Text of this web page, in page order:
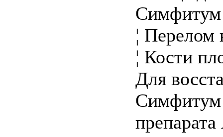
¦ Перелом
¦ Кости
Для
Симфитум